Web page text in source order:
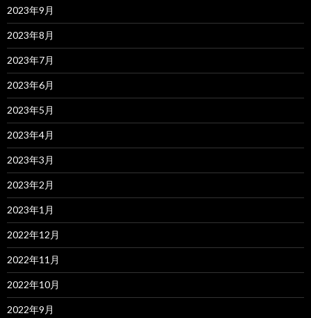
2023年9月
2023年8月
2023年7月
2023年6月
2023年5月
2023年4月
2023年3月
2023年2月
2023年1月
2022年12月
2022年11月
2022年10月
2022年9月